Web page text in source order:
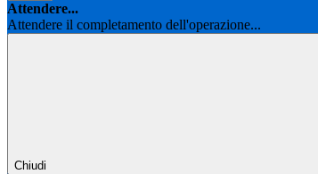
Attendere...
Attendere il completamento dell'operazione...
Chiudi